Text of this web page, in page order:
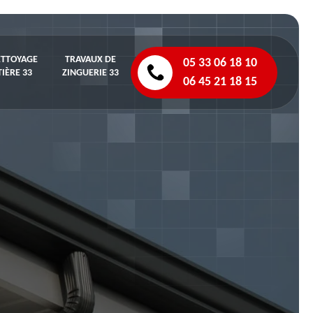
33
TRAVAUX DE
ZINGUERIE 33
05 33 06 18 10
06 45 21 18 15